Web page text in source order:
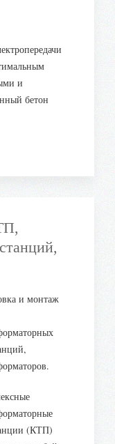
и
бетон
и монтаж
(КТП)